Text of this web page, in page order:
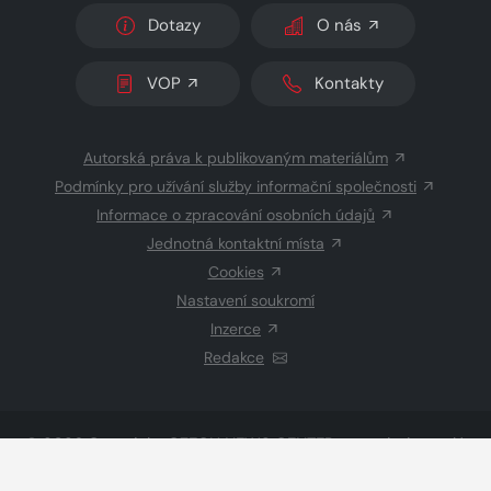
Dotazy O nás
VOP Kontakty
Autorská práva k publikovaným materiálům
Podmínky pro užívání služby informační společnosti
Informace o zpracování osobních údajů
Jednotná kontaktní místa
Cookies
Nastavení soukromí
Inzerce
Redakce
© 2026 CopyrightCZECH NEWS CENTER a.s.a dodavatelé